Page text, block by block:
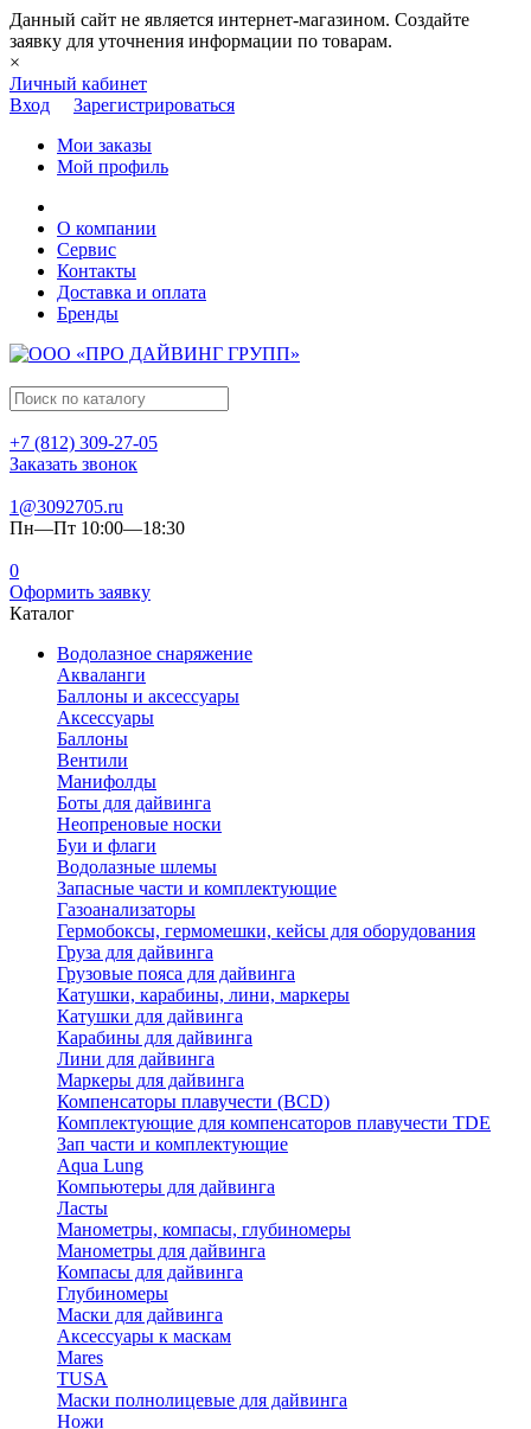
Данный сайт не является интернет-магазином. Создайте
заявку для уточнения информации по товарам.
×
Личный кабинет
Вход
Зарегистрироваться
Мои заказы
Мой профиль
О компании
Сервис
Контакты
Доставка и оплата
Бренды
+7 (812) 309-27-05
Заказать звонок
1@3092705.ru
Пн—Пт 10:00—18:30
0
Оформить заявку
Каталог
Водолазное снаряжение
Акваланги
Баллоны и аксессуары
Аксессуары
Баллоны
Вентили
Манифолды
Боты для дайвинга
Неопреновые носки
Буи и флаги
Водолазные шлемы
Запасные части и комплектующие
Газоанализаторы
Гермобоксы, гермомешки, кейсы для оборудования
Груза для дайвинга
Грузовые пояса для дайвинга
Катушки, карабины, лини, маркеры
Катушки для дайвинга
Карабины для дайвинга
Лини для дайвинга
Маркеры для дайвинга
Компенсаторы плавучести (BCD)
Комплектующие для компенсаторов плавучести TDE
Зап части и комплектующие
Aqua Lung
Компьютеры для дайвинга
Ласты
Манометры, компасы, глубиномеры
Манометры для дайвинга
Компасы для дайвинга
Глубиномеры
Маски для дайвинга
Аксессуары к маскам
Mares
TUSA
Маски полнолицевые для дайвинга
Ножи